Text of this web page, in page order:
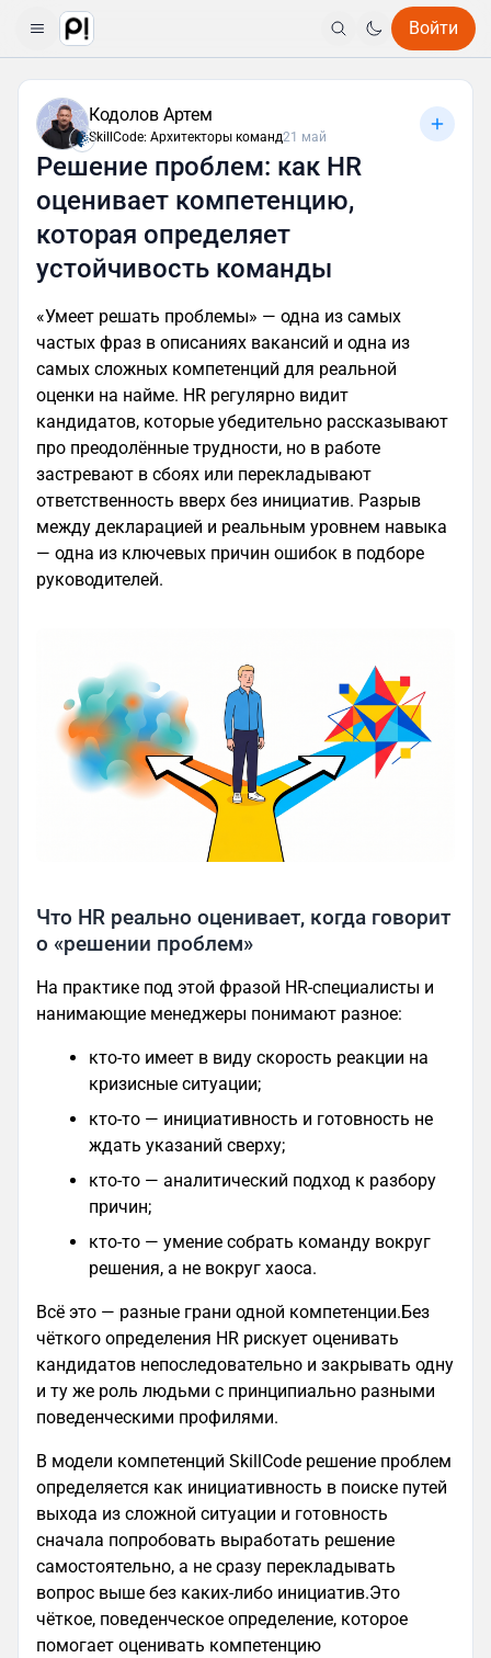
Войти
Кодолов Артем
SkillCode: Архитекторы команд21 май
Решение проблем: как HR
оценивает компетенцию,
которая определяет
устойчивость команды
«Умеет решать проблемы» — одна из самых
частых фраз в описаниях вакансий и одна из
самых сложных компетенций для реальной
оценки на найме. HR регулярно видит
кандидатов, которые убедительно рассказывают
про преодолённые трудности, но в работе
застревают в сбоях или перекладывают
ответственность вверх без инициатив. Разрыв
между декларацией и реальным уровнем навыка
— одна из ключевых причин ошибок в подборе
руководителей.
Что HR реально оценивает, когда говорит
о «решении проблем»
На практике под этой фразой HR-специалисты и
нанимающие менеджеры понимают разное:
кто-то имеет в виду скорость реакции на
кризисные ситуации;
кто-то — инициативность и готовность не
ждать указаний сверху;
кто-то — аналитический подход к разбору
причин;
кто-то — умение собрать команду вокруг
решения, а не вокруг хаоса.
Всё это — разные грани одной компетенции.Без
чёткого определения HR рискует оценивать
кандидатов непоследовательно и закрывать одну
и ту же роль людьми с принципиально разными
поведенческими профилями.
В модели компетенций SkillCode решение проблем
определяется как инициативность в поиске путей
выхода из сложной ситуации и готовность
сначала попробовать выработать решение
самостоятельно, а не сразу перекладывать
вопрос выше без каких-либо инициатив.Это
чёткое, поведенческое определение, которое
помогает оценивать компетенцию